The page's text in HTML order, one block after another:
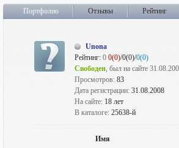
Портфолио Отзывы Рейтинг
Unona
Рейтинг: 0 0(0)/0(0)/0(0)
Свободен, был на сайте
Просмотров: 83
Дата регистрации: 31.08.2008
На сайте: 18 лет
В каталоге: 25638-й
Имя